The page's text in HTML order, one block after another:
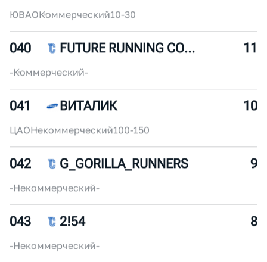
038 MOSKVA RIVER RUNNERS 13
-Некоммерческий-
039 БЕГОВАЯ ШКОЛА ТЕМП 12
ЮВАО Коммерческий10-30
040 FUTURE RUNNING COMMUNITY 11
-Коммерческий-
041 ВИТАЛИК 10
ЦАОНекоммерческий